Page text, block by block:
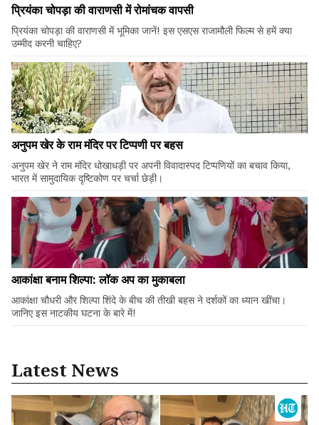
प्रियंका चोपड़ा की वाराणसी में रोमांचक वापसी
प्रियंका चोपड़ा की वाराणसी में भूमिका जानें! इस एसएस राजामौली फिल्म से हमें क्या
उम्मीद करनी चाहिए?
अनुपम खेर के राम मंदिर पर टिप्पणी पर बहस
अनुपम खेर ने राम मंदिर धोखाधड़ी पर अपनी विवादास्पद टिप्पणियों का बचाव किया,
भारत में सामुदायिक दृष्टिकोण पर चर्चा छेड़ी।
आकांक्षा बनाम शिल्पा: लॉक अप का मुकाबला
आकांक्षा चौधरी और शिल्पा शिंदे के बीच की तीखी बहस ने दर्शकों का ध्यान खींचा।
जानिए इस नाटकीय घटना के बारे में!
Latest News